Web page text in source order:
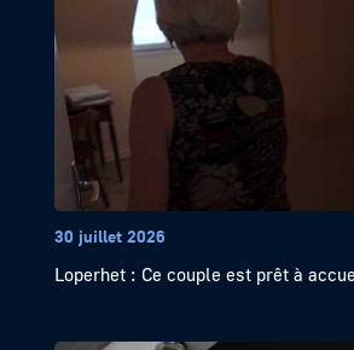
30 juillet 2026
Loperhet : Ce couple est prêt à